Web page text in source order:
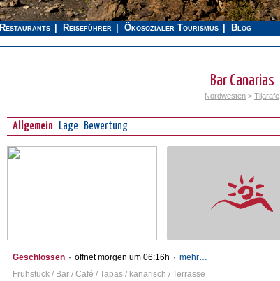
Restaurants Reiseführer Ökosozialer Tourismus Blog
Bar Canarias
Nordwesten > Tijarafe
Allgemein Lage Bewertung
Geschlossen · öffnet morgen um 06:16h · mehr…
Frühstück / Bar / Café / Tapas / kanarisch / Terrasse